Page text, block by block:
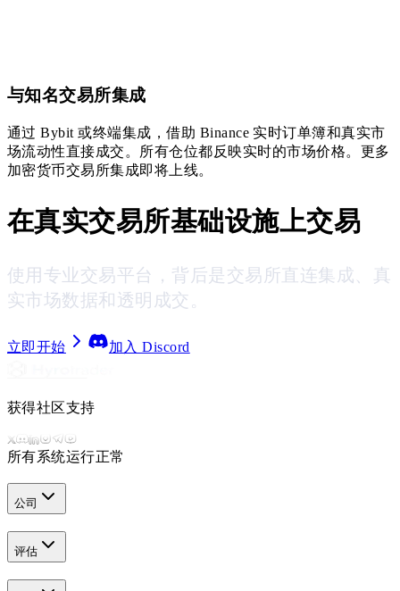
与知名交易所集成
通过 Bybit 或终端集成，借助 Binance 实时订单簿和真实市
场流动性直接成交。所有仓位都反映实时的市场价格。更多
加密货币交易所集成即将上线。
在真实交易所基础设施上交易
使用专业交易平台，背后是交易所直连集成、真
实市场数据和透明成交。
立即开始 加入 Discord
获得社区支持
所有系统运行正常
公司
评估